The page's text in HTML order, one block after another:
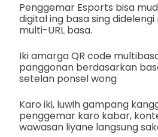
Penggemar Esports bisa
digital ing basa sing didelengi
multi-URL basa.
Iki amarga QR code
panggonan berdasarkan
setelan ponsel wong
Karo iki, luwih gampang
penggemar karo kabar,
wawasan liyane langsung